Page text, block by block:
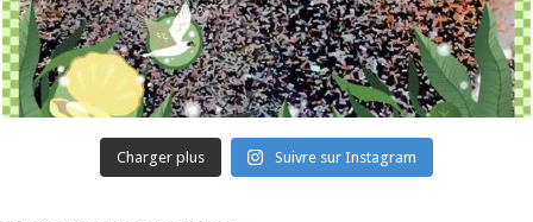
Charger plus Suivre sur Instagram